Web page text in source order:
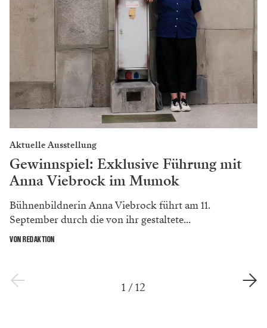
Aktuelle Ausstellung
Gewinnspiel: Exklusive Führung mit
Anna Viebrock im Mumok
Bühnenbildnerin Anna Viebrock führt am 11.
September durch die von ihr gestaltete...
VON REDAKTION
1 /12